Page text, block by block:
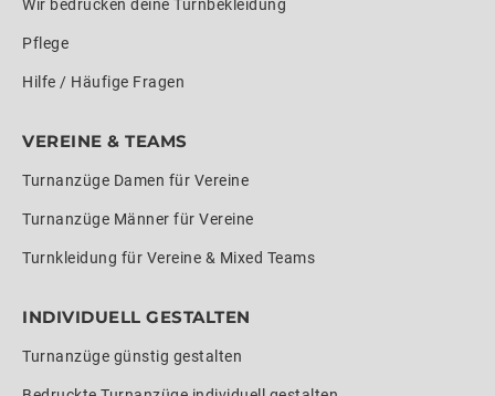
Wir bedrucken deine Turnbekleidung
Pflege
Hilfe / Häufige Fragen
VEREINE & TEAMS
Turnanzüge Damen für Vereine
Turnanzüge Männer für Vereine
Turnkleidung für Vereine & Mixed Teams
INDIVIDUELL GESTALTEN
Turnanzüge günstig gestalten